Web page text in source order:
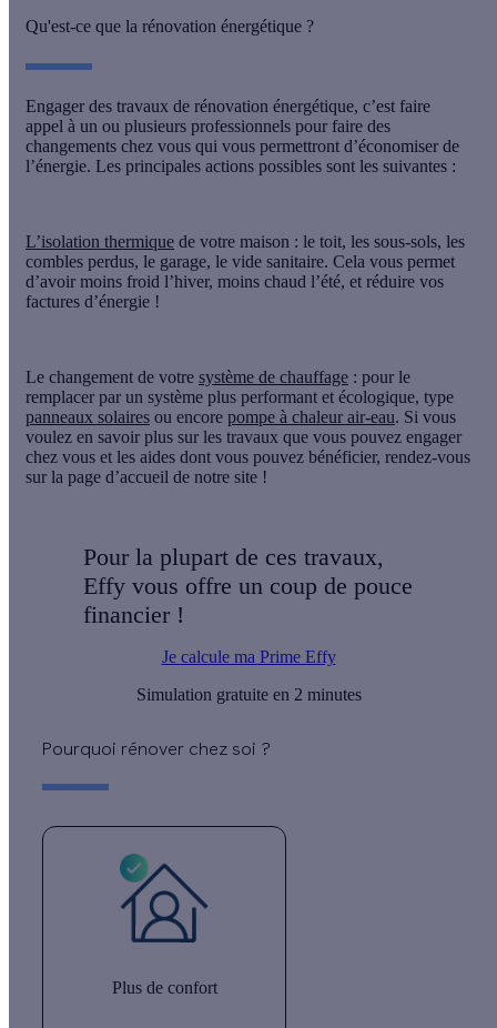
Qu'est-ce que la rénovation énergétique ?
Engager des travaux de rénovation énergétique, c’est faire
appel à un ou plusieurs professionnels pour faire des
changements chez vous qui vous permettront d’économiser de
l’énergie. Les principales actions possibles sont les suivantes :
L’isolation thermique de votre maison : le toit, les sous-sols, les
combles perdus, le garage, le vide sanitaire. Cela vous permet
d’avoir moins froid l’hiver, moins chaud l’été, et réduire vos
factures d’énergie !
Le changement de votre système de chauffage : pour le
remplacer par un système plus performant et écologique, type
panneaux solaires ou encore pompe à chaleur air-eau. Si vous
voulez en savoir plus sur les travaux que vous pouvez engager
chez vous et les aides dont vous pouvez bénéficier, rendez-vous
sur la page d’accueil de notre site !
Pour la plupart de ces travaux,
Effy vous offre un coup de pouce
financier !
Je calcule ma Prime Effy
Simulation gratuite en 2 minutes
Pourquoi rénover chez soi ?
Plus de confort